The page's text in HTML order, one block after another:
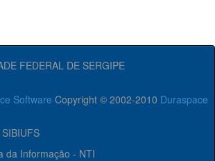
FEDERAL DE SERGIPE
Software Copyright © 2002-2010 Duraspace
da Informação - NTI